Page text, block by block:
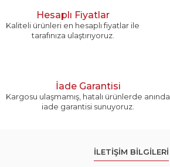
Hesaplı Fiyatlar
Kaliteli ürünleri en hesaplı fiyatlar ile
tarafınıza ulaştırıyoruz.
İade Garantisi
Kargosu ulaşmamış, hatalı ürünlerde anında
iade garantisi sunuyoruz.
İLETİŞİM BİLGİLERİ